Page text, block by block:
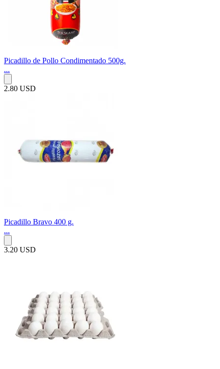
Picadillo de Pollo Condimentado 500g.
...
2.80 USD
Picadillo Bravo 400 g.
...
3.20 USD